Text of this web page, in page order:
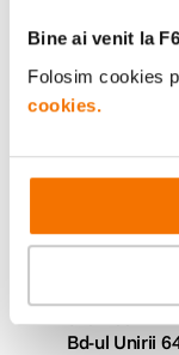
Bine ai venit la
Folosim cookies
cookies.
Comenzi si
+40 21 270
09:00 - 21:00
Showroom
Bd-ul Unirii